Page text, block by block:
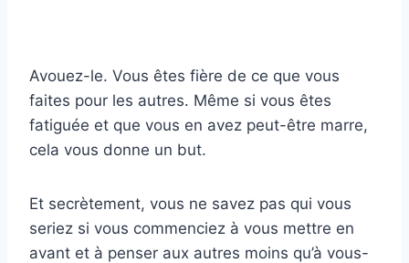
Avouez-le. Vous êtes fière de ce que vous
faites pour les autres. Même si vous êtes
fatiguée et que vous en avez peut-être marre,
cela vous donne un but.
Et secrètement, vous ne savez pas qui vous
seriez si vous commenciez à vous mettre en
avant et à penser aux autres moins qu’à vous-